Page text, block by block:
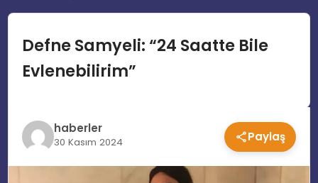
GÜNDEM
EKONOMI
TEKNOLOJI
Defne Samyeli: “24 Saatte Bile
Evlenebilirim”
haberler
30 Kasım 2024 Paylaş